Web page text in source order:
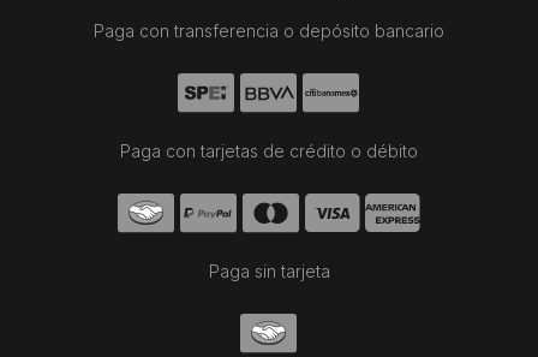
Paga con transferencia o depósito bancario
Paga con tarjetas de crédito o débito
Paga sin tarjeta